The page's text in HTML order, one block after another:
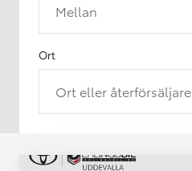
Mellan
Ort
Ort eller återförsäljare